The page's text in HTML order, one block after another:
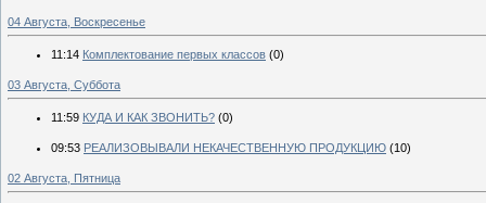
04 Августа, Воскресенье
11:14 Комплектование первых классов (0)
03 Августа, Суббота
11:59 КУДА И КАК ЗВОНИТЬ? (0)
09:53 РЕАЛИЗОВЫВАЛИ НЕКАЧЕСТВЕННУЮ ПРОДУКЦИЮ (10)
02 Августа, Пятница